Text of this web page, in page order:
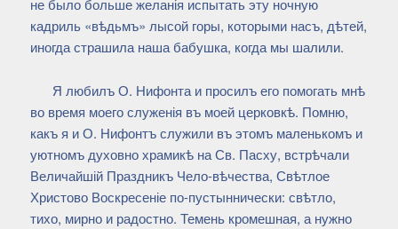
не было больше желанія испытать эту ночную
кадриль «вѣдьмъ» лысой горы, которыми насъ, дѣтей,
иногда страшила наша бабушка, когда мы шалили.
Я любилъ О. Нифонта и просилъ его помогать мнѣ
во время моего служенія въ моей церковкѣ. Помню,
какъ я и О. Нифонтъ служили въ этомъ маленькомъ и
уютномъ духовно храмикѣ на Св. Пасху, встрѣчали
Величайшій Праздникъ Чело-вѣчества, Свѣтлое
Христово Воскресеніе по-пустыннически: свѣтло,
тихо, мирно и радостно. Темень кромешная, а нужно